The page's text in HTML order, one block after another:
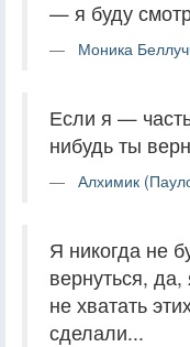
— я буду
Моника
Если я —
нибудь ты
Алхимик
Я никогда не
вернуться, да,
не хватать
сделали...